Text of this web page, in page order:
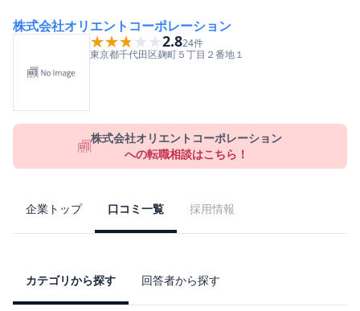
株式会社オリエントコーポレーション
★★★★★
★★★★★2.824件
東京都千代田区麹町５丁目２番地１
株式会社オリエントコーポレーション
への転職相談はこちら！
企業トップ 口コミ一覧 採用情報
カテゴリから探す 回答者から探す